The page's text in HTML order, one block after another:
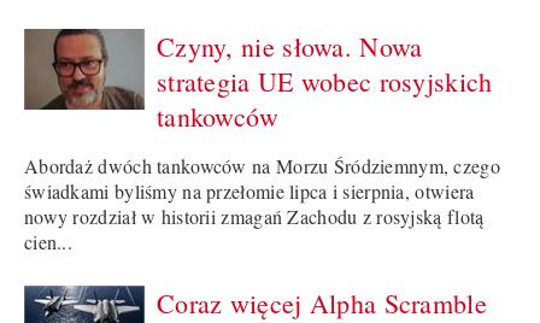
Czyny, nie słowa. Nowa
strategia UE wobec rosyjskich
tankowców
Abordaż dwóch tankowców na Morzu Śródziemnym, czego
świadkami byliśmy na przełomie lipca i sierpnia, otwiera
nowy rozdział w historii zmagań Zachodu z rosyjską flotą
cien...
Coraz więcej Alpha Scramble